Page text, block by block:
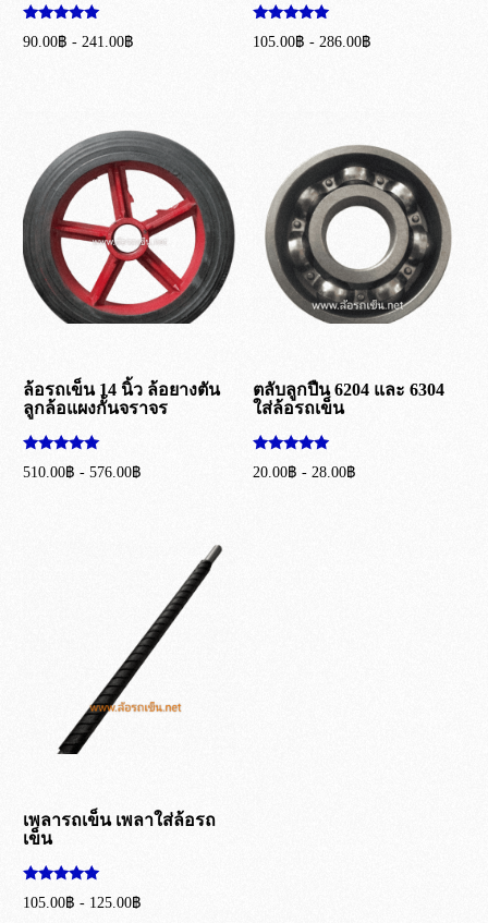
ให้คะแนน
5.00
90.00฿ -241.00฿
ให้คะแนน
5.00
105.00฿ -286.00฿
ล้อรถเข็น 14 นิ้ว ล้อยางตัน
ลูกล้อแผงกั้นจราจร
ให้คะแนน
5.00
510.00฿ -576.00฿
ตลับลูกปืน 6204 และ 6304
ใส่ล้อรถเข็น
ให้คะแนน
5.00
20.00฿ -28.00฿
เพลารถเข็น เพลาใส่ล้อรถ
เข็น
ให้คะแนน
5.00
105.00฿ - 125.00฿